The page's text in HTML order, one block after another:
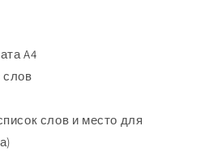
A4
слов
слов и место для